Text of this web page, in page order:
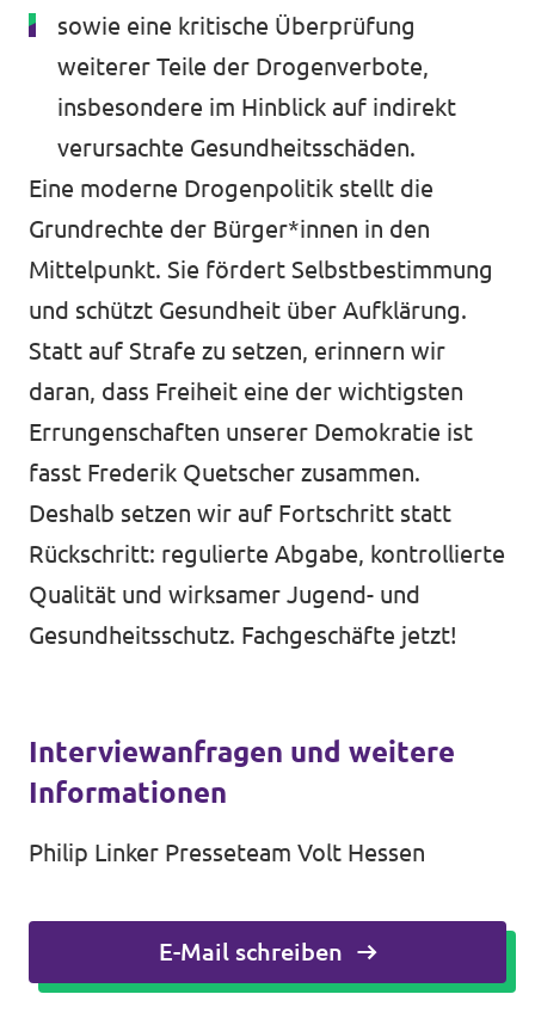
sowie eine kritische Überprüfung
weiterer Teile der Drogenverbote,
insbesondere im Hinblick auf indirekt
verursachte Gesundheitsschäden.
Eine moderne Drogenpolitik stellt die
Grundrechte der Bürger*innen in den
Mittelpunkt. Sie fördert Selbstbestimmung
und schützt Gesundheit über Aufklärung.
Statt auf Strafe zu setzen, erinnern wir
daran, dass Freiheit eine der wichtigsten
Errungenschaften unserer Demokratie ist
fasst Frederik Quetscher zusammen.
Deshalb setzen wir auf Fortschritt statt
Rückschritt: regulierte Abgabe, kontrollierte
Qualität und wirksamer Jugend- und
Gesundheitsschutz. Fachgeschäfte jetzt!
Interviewanfragen und weitere
Informationen
Philip Linker Presseteam Volt Hessen
E-Mail schreiben